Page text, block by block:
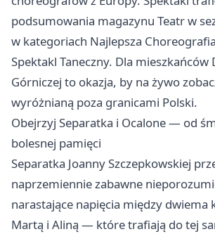
podsumowania magazynu Teatr w
w kategoriach Najlepsza
Spektakl Taneczny. Dla mieszkańców
Górniczej to okazja, by na żywo
wyróżnianą poza granicami Polski.
Obejrzyj Separatka i Ocalone — od
bolesnej pamięci
Separatka Joanny Szczepkowskiej
naprzemiennie zabawne
narastające napięcia między
Martą i Aliną — które trafiają do tej